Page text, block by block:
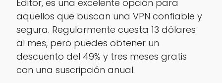
Editor, es una excelente opción para
aquellos que buscan una VPN confiable y
segura. Regularmente cuesta 13 dólares
al mes, pero puedes obtener un
descuento del 49% y tres meses gratis
con una suscripción anual.